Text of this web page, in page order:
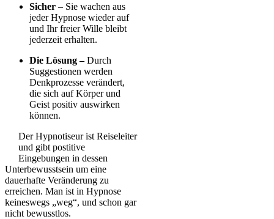
Sicher – Sie wachen aus
jeder Hypnose wieder auf
und Ihr freier Wille bleibt
jederzeit erhalten.
Die Lösung –Durch
Suggestionen werden
Denkprozesse verändert,
die sich auf Körper und
Geist positiv auswirken
können.
Der Hypnotiseur ist Reiseleiter
und gibt postitive
Eingebungen in dessen
Unterbewusstsein um eine
dauerhafte Veränderung zu
erreichen. Man ist in Hypnose
keineswegs „weg“, und schon gar
nicht bewusstlos.